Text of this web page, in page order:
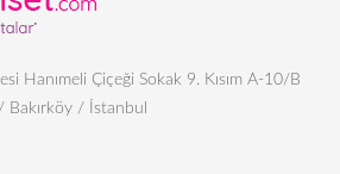
Hanımeli Çiçeği Sokak 9. Kısım A-10/B
/ İstanbul